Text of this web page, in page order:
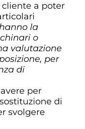
cliente a poter
la
o
valutazione
per
di
per
di
svolgere